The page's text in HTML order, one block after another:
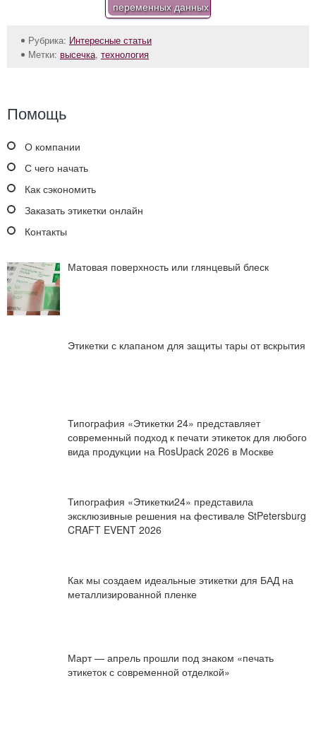
переменных данных
Рубрика: Интересные статьи
Метки: высечка, технология
Помощь
О компании
С чего начать
Как сэкономить
Заказать этикетки онлайн
Контакты
Матовая поверхность или глянцевый блеск
Этикетки с клапаном для защиты тары от вскрытия
Типография «Этикетки 24» представляет
современный подход к печати этикеток для любого
вида продукции на RosUpack 2026 в Москве
Типография «Этикетки24» представила
эксклюзивные решения на фестивале StPetersburg
CRAFT EVENT 2026
Как мы создаем идеальные этикетки для БАД на
металлизированной пленке
Март — апрель прошли под знаком «печать
этикеток с современной отделкой»